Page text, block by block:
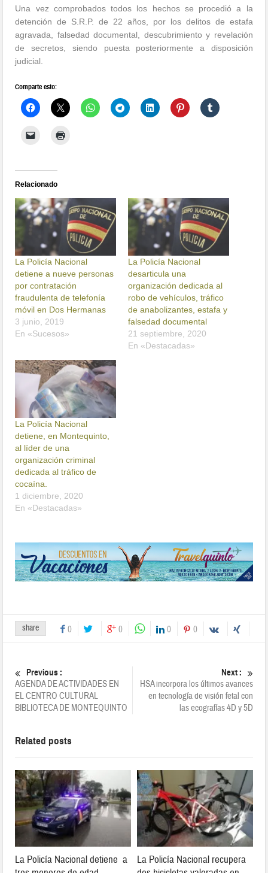
Una vez comprobados todos los hechos se procedió a la
detención de S.R.P. de 22 años, por los delitos de estafa
agravada, falsedad documental, descubrimiento y revelación
de secretos, siendo puesta posteriormente a disposición
judicial.
Comparte esto:
Relacionado
La Policía Nacional
detiene a nueve personas
por contratación
fraudulenta de telefonía
móvil en Dos Hermanas
3 junio, 2019
En «Sucesos»
La Policía Nacional
desarticula una
organización dedicada al
robo de vehículos, tráfico
de anabolizantes, estafa y
falsedad documental
21 septiembre, 2020
En «Destacadas»
La Policía Nacional
detiene, en Montequinto,
al líder de una
organización criminal
dedicada al tráfico de
cocaína.
1 diciembre, 2020
En «Destacadas»
share 0 0 0 0
Previous :
AGENDA DE ACTIVIDADES EN
EL CENTRO CULTURAL
BIBLIOTECA DE MONTEQUINTO
Next :
HSA incorpora los últimos avances
en tecnología de visión fetal con
las ecografías 4D y 5D
Related posts
La Policía Nacional detiene a
La Policía Nacional recupera